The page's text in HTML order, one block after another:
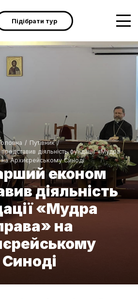
Підібрати тур
/ Путівник /
діяльність фундації «Мудра
на Архиєрейському Синоді
економ
діяльність
«Мудра
на
Синоді